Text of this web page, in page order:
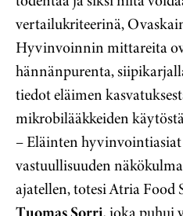
vertailukriteerinä,
Hyvinvoinnin mittareita
hännänpurenta,
tiedot eläimen
mikrobilääkkeiden
– Eläinten
vastuullisuuden
ajatellen, totesi Atria